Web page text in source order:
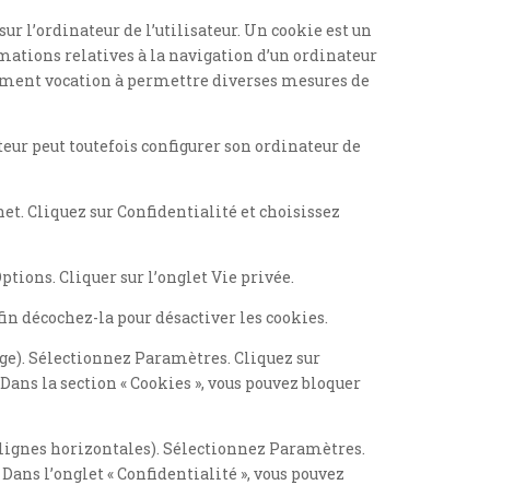
l’ordinateur de l’utilisateur. Un cookie est un
relatives à la navigation d’un ordinateur
vocation à permettre diverses mesures de
peut toutefois configurer son ordinateur de
Cliquez sur Confidentialité et choisissez
Cliquer sur l’onglet Vie privée.
décochez-la pour désactiver les cookies.
Sélectionnez Paramètres. Cliquez sur
la section « Cookies », vous pouvez bloquer
horizontales). Sélectionnez Paramètres.
l’onglet « Confidentialité », vous pouvez